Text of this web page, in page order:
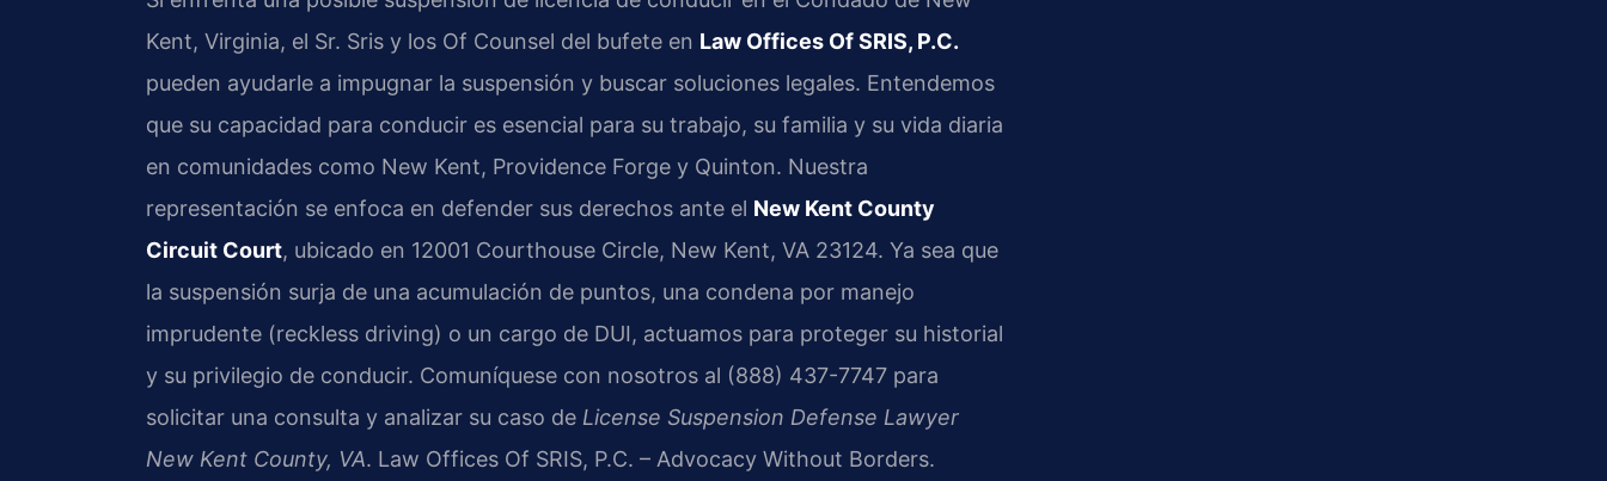
Kent, Virginia, el Sr. Sris y los Of Counsel del bufete en Law Offices Of SRIS, P.C.
pueden ayudarle a impugnar la suspensión y buscar soluciones legales. Entendemos
que su capacidad para conducir es esencial para su trabajo, su familia y su vida diaria
en comunidades como New Kent, Providence Forge y Quinton. Nuestra
representación se enfoca en defender sus derechos ante el New Kent County
Circuit Court, ubicado en 12001 Courthouse Circle, New Kent, VA 23124. Ya sea que
la suspensión surja de una acumulación de puntos, una condena por manejo
imprudente (reckless driving) o un cargo de DUI, actuamos para proteger su historial
y su privilegio de conducir. Comuníquese con nosotros al (888) 437-7747 para
solicitar una consulta y analizar su caso de License Suspension Defense Lawyer
New Kent County, VA. Law Offices Of SRIS, P.C. – Advocacy Without Borders.